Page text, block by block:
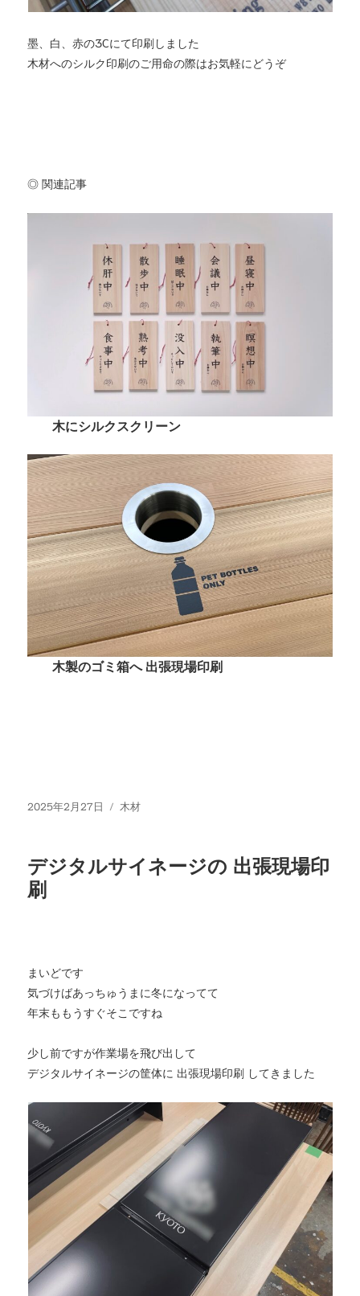
墨、白、赤の3Cにて印刷しました
木材へのシルク印刷のご用命の際はお気軽にどうぞ
◎ 関連記事
木にシルクスクリーン
木製のゴミ箱へ 出張現場印刷
投
2025年2月27日
カ
リ
ー
木材
デジタルサイネージの 出張現場印
刷
まいどです
気づけばあっちゅうまに冬になってて
年末ももうすぐそこですね
少し前ですが作業場を飛び出して
デジタルサイネージの筐体に 出張現場印刷 してきました